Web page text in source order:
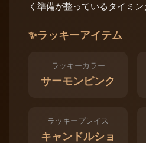
く準備が整っているタイミン
✨ラッキーアイテム
ラッキーカラー
サーモンピンク
ラッキープレイス
キャンドルショ